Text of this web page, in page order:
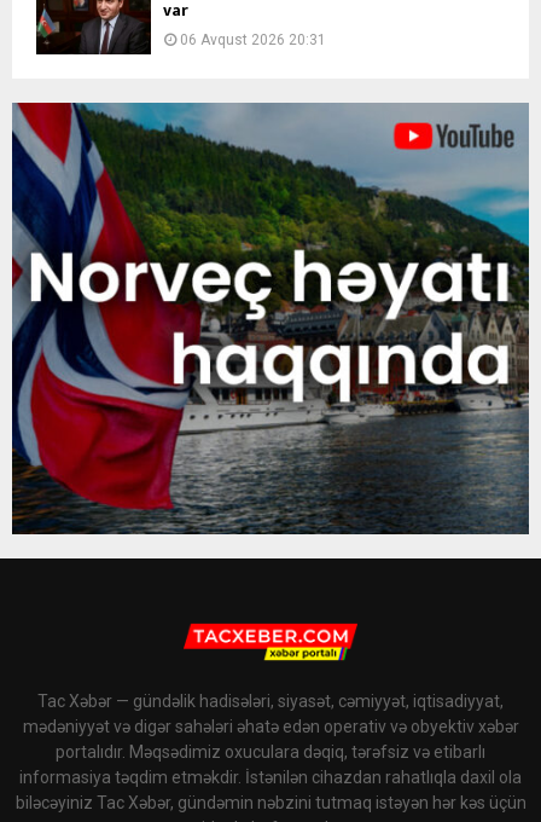
var
06 Avqust 2026 20:31
Tac Xəbər — gündəlik hadisələri, siyasət, cəmiyyət, iqtisadiyyat,
mədəniyyət və digər sahələri əhatə edən operativ və obyektiv xəbər
portalıdır. Məqsədimiz oxuculara dəqiq, tərəfsiz və etibarlı
informasiya təqdim etməkdir. İstənilən cihazdan rahatlıqla daxil ola
biləcəyiniz Tac Xəbər, gündəmin nəbzini tutmaq istəyən hər kəs üçün